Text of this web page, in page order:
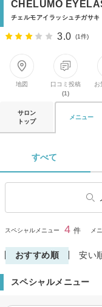
CHELUMO
チェルモアイラッシュチガサキ
3.0 (1件)
地図
口コミ投稿
(1)
お
サロン
トップ
メニュー
すべて
スペシャルメニュー 4 件 メ
おすすめ順 安い
スペシャルメニュー